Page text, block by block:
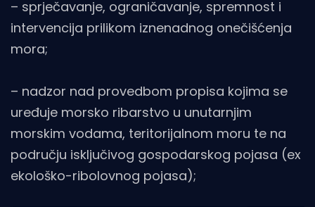
– sprječavanje, ograničavanje, spremnost i
intervencija prilikom iznenadnog onečišćenja
mora;
– nadzor nad provedbom propisa kojima se
uređuje morsko ribarstvo u unutarnjim
morskim vodama, teritorijalnom moru te na
području isključivog gospodarskog pojasa (ex
ekološko-ribolovnog pojasa);